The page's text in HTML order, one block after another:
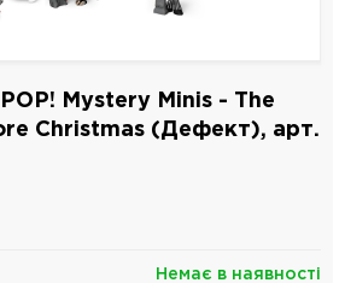
Mystery Minis - The
Christmas (Дефект), арт.
Немає в наявності